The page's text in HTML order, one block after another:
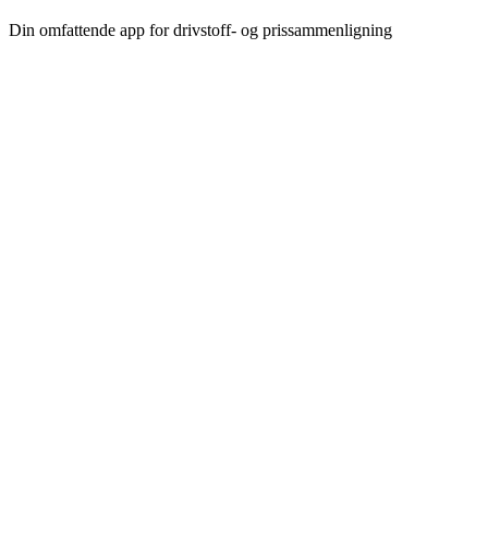
Din omfattende app for drivstoff- og prissammenligning